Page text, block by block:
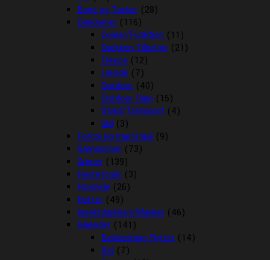
Boxe og Tasker (28)
Dækkener (116)
Cooler/Funktion (11)
Dækken Tilbehør (21)
Fleece (12)
Lænde (7)
Outdoor (40)
Outdoor Rain (15)
Stald/Transport (4)
Uld (3)
Fortøj og martingal (9)
Gamascher (73)
Grimer (139)
Hestefoder (3)
Hovpleje (26)
Hutter (49)
Insektdækken/Masker (46)
Islænder (141)
Beklædning Rytter (14)
Bid (7)